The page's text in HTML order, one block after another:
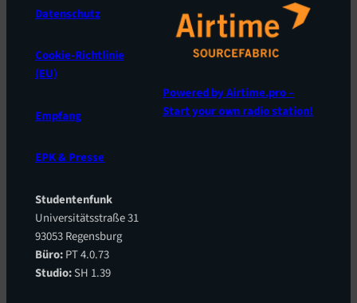
Datenschutz
Cookie-Richtlinie
(EU)
Empfang
EPK & Presse
Powered by Airtime.pro –
Start your own radio station!
Studentenfunk
Universitätsstraße 31
93053 Regensburg
Büro:PT 4.0.73
Studio:SH 1.39